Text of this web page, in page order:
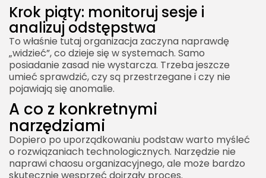
Krok piąty: monitoruj sesje i
analizuj odstępstwa
To właśnie tutaj organizacja zaczyna naprawdę
„widzieć”, co dzieje się w systemach. Samo
posiadanie zasad nie wystarcza. Trzeba jeszcze
umieć sprawdzić, czy są przestrzegane i czy nie
pojawiają się anomalie.
A co z konkretnymi
narzędziami
Dopiero po uporządkowaniu podstaw warto myśleć
o rozwiązaniach technologicznych. Narzędzie nie
naprawi chaosu organizacyjnego, ale może bardzo